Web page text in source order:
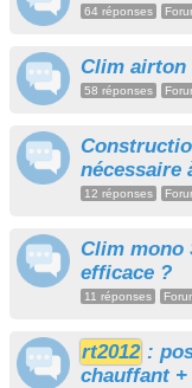
64 réponses
Clim airton
58 réponses
nécessaire
12 réponses
Clim mono
efficace ?
11 réponses
rt2012 :
chauffant